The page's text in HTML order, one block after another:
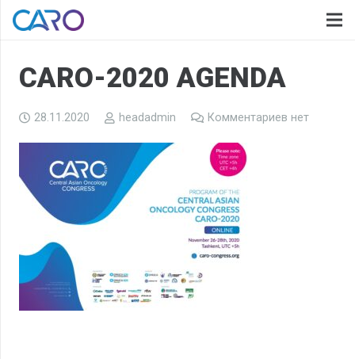
CARO-2020 AGENDA
28.11.2020 headadmin Комментариев нет